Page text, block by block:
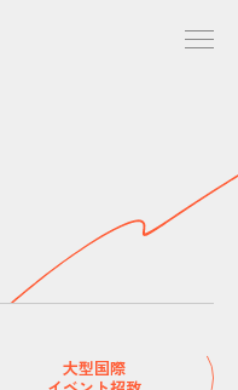
大型国際